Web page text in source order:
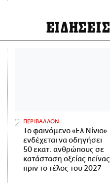
ΕΙΔΗΣΕΙΣ
ΠΕΡΙΒΑΛΛΟΝ
Το φαινόμενο «Ελ Νίνιο»
ενδέχεται να οδηγήσει
50 εκατ. ανθρώπους σε
κατάσταση οξείας πείνας
πριν το τέλος του 2027